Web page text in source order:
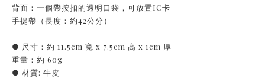
背面：一個帶按扣的透明口袋，可放置IC卡
手提帶（長度：約42公分）
● 尺寸：約 11.5cm 寬 x 7.5cm 高 x 1cm 厚
重量：約 60g
● 材質: 牛皮